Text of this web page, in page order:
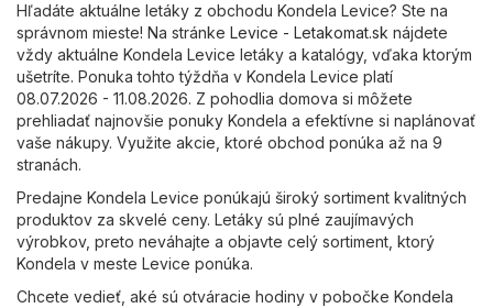
Hľadáte aktuálne letáky z obchodu Kondela Levice? Ste na
správnom mieste! Na stránke Levice - Letakomat.sk nájdete
vždy aktuálne Kondela Levice letáky a katalógy, vďaka ktorým
ušetríte. Ponuka tohto týždňa v Kondela Levice platí
08.07.2026 - 11.08.2026. Z pohodlia domova si môžete
prehliadať najnovšie ponuky Kondela a efektívne si naplánovať
vaše nákupy. Využite akcie, ktoré obchod ponúka až na 9
stranách.
Predajne Kondela Levice ponúkajú široký sortiment kvalitných
produktov za skvelé ceny. Letáky sú plné zaujímavých
výrobkov, preto neváhajte a objavte celý sortiment, ktorý
Kondela v meste Levice ponúka.
Chcete vedieť, aké sú otváracie hodiny v pobočke Kondela